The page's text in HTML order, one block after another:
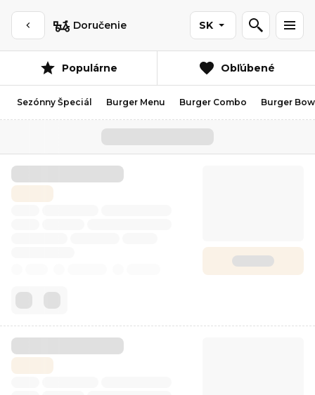
Doručenie SK
Populárne Obľúbené
Sezónny Špeciál Burger Menu Burger Combo Burger